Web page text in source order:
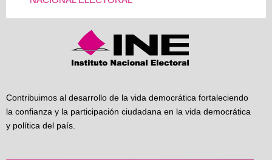
Contribuimos al desarrollo de la vida democrática fortaleciendo
la confianza y la participación ciudadana en la vida democrática
y política del país.